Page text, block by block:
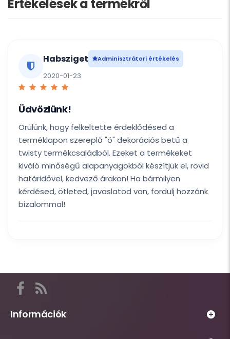
Értékelések a termékről
Habsziget Adminisztrátori értékelés
2020-01-23
Üdvözlünk!
Örülünk, hogy felkeltette érdeklődésed a
terméklapon szereplő "ö" dekorációs betű a
twisty termékcsaládból. Ezeket a termékeket
kiváló minőségű alapanyagokból készítjük el, rövid
határidővel, kedvező árakon! Ha bármilyen
kérdésed, ötleted, javaslatod van, fordulj hozzánk
bizalommal!
találod
Habsziget
Információk